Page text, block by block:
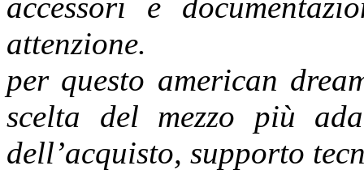
attenzione.
per questo american
scelta del mezzo più
dell’acquisto, supporto